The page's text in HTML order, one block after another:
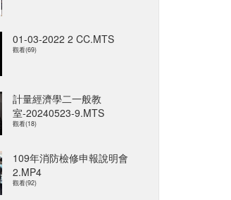
01-03-2022 2 CC.MTS
觀看(69)
計量經濟學二一般教
室-20240523-9.MTS
觀看(18)
109年消防檢修申報說明會
2.MP4
觀看(92)